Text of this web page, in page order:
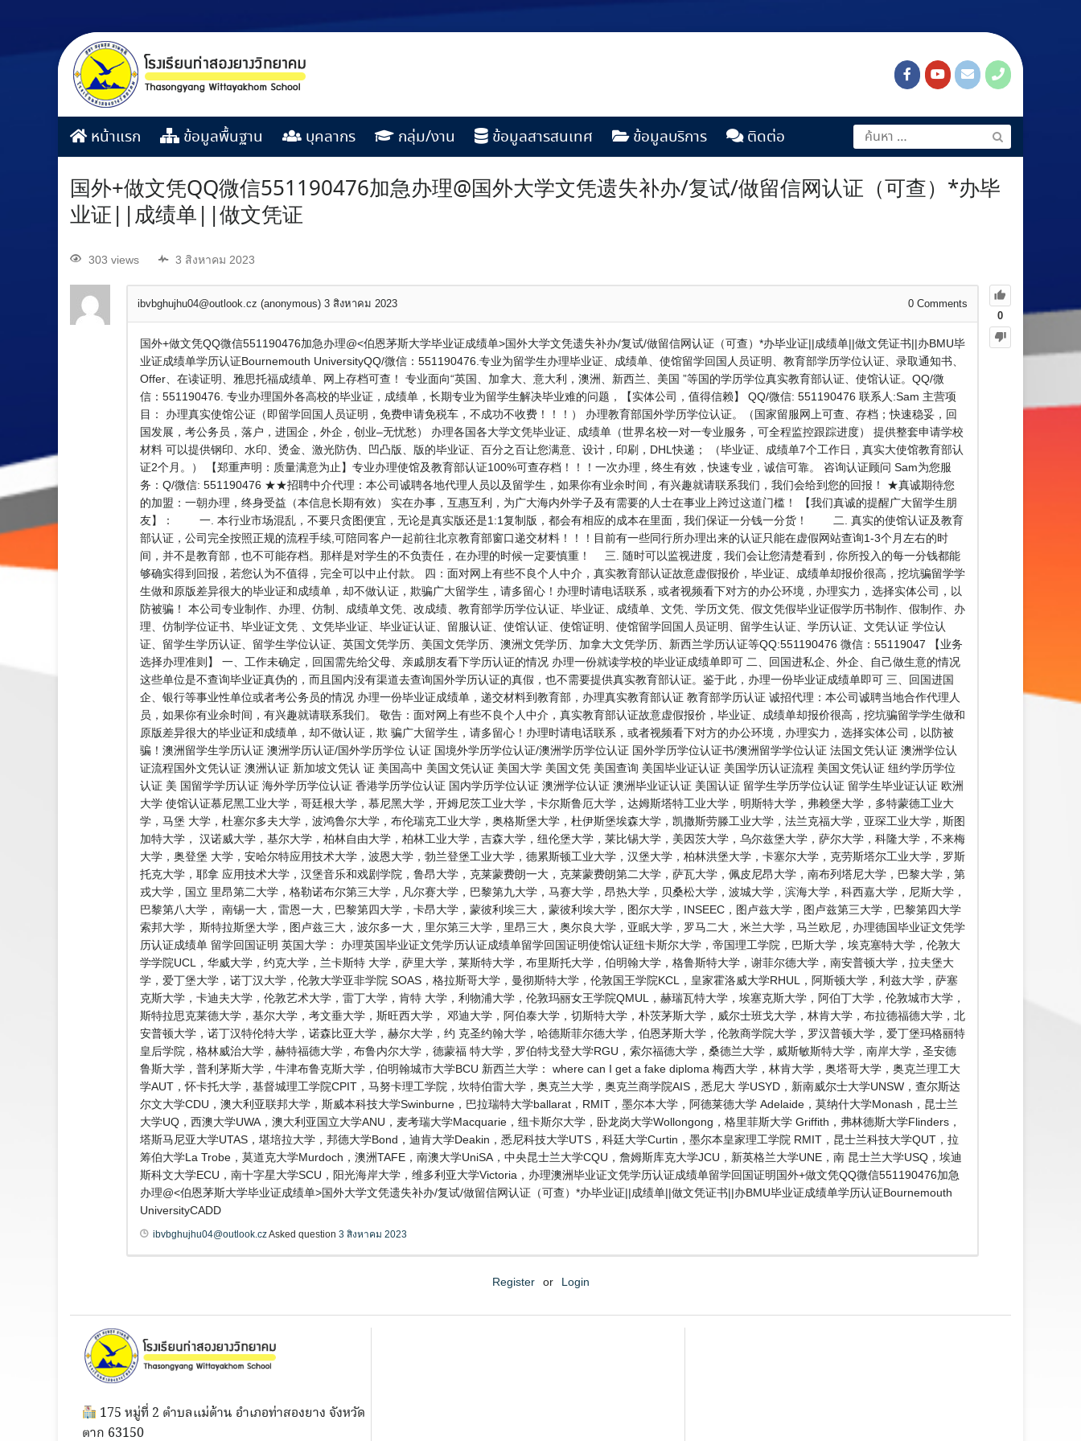
หน้าแรก ข้อมูลพื้นฐาน บุคลากร กลุ่ม/งาน ข้อมูลสารสนเทศ ข้อมูลบริการ ติดต่อ
国外+做文凭QQ微信551190476加急办理@国外大学文凭遗失补办/复试/做留信网认证（可查）*办毕
业证||成绩单||做文凭证
303 views 3 สิงหาคม 2023
0
ibvbghujhu04@outlook.cz (anonymous) 3 สิงหาคม 2023 0 Comments
国外+做文凭QQ微信551190476加急办理@<伯恩茅斯大学毕业证成绩单>国外大学文凭遗失补办/复试/做留信网认证（可查）*办毕业证||成绩单||做文凭证书||办BMU毕
业证成绩单学历认证Bournemouth UniversityQQ/微信：551190476.专业为留学生办理毕业证、成绩单、使馆留学回国人员证明、教育部学历学位认证、录取通知书、
Offer、在读证明、雅思托福成绩单、网上存档可查！ 专业面向“英国、加拿大、意大利，澳洲、新西兰、美国 ”等国的学历学位真实教育部认证、使馆认证。QQ/微
信：551190476. 专业办理国外各高校的毕业证，成绩单，长期专业为留学生解决毕业难的问题，【实体公司，值得信赖】 QQ/微信: 551190476 联系人:Sam 主营项
目： 办理真实使馆公证（即留学回国人员证明，免费申请免税车，不成功不收费！！！） 办理教育部国外学历学位认证。（国家留服网上可查、存档；快速稳妥，回
国发展，考公务员，落户，进国企，外企，创业–无忧愁） 办理各国各大学文凭毕业证、成绩单（世界名校一对一专业服务，可全程监控跟踪进度） 提供整套申请学校
材料 可以提供钢印、水印、烫金、激光防伪、凹凸版、版的毕业证、百分之百让您满意、设计，印刷，DHL快递； （毕业证、成绩单7个工作日，真实大使馆教育部认
证2个月。） 【郑重声明：质量满意为止】专业办理使馆及教育部认证100%可查存档！！！一次办理，终生有效，快速专业，诚信可靠。 咨询认证顾问 Sam为您服
务：Q/微信: 551190476 ★★招聘中介代理：本公司诚聘各地代理人员以及留学生，如果你有业余时间，有兴趣就请联系我们，我们会给到您的回报！ ★真诚期待您
的加盟：一朝办理，终身受益（本信息长期有效） 实在办事，互惠互利，为广大海内外学子及有需要的人士在事业上跨过这道门槛！ 【我们真诚的提醒广大留学生朋
友】： 一. 本行业市场混乱，不要只贪图便宜，无论是真实版还是1:1复制版，都会有相应的成本在里面，我们保证一分钱一分货！ 二. 真实的使馆认证及教育
部认证，公司完全按照正规的流程手续,可陪同客户一起前往北京教育部窗口递交材料！！！目前有一些同行所办理出来的认证只能在虚假网站查询1-3个月左右的时
间，并不是教育部，也不可能存档。那样是对学生的不负责任，在办理的时候一定要慎重！ 三. 随时可以监视进度，我们会让您清楚看到，你所投入的每一分钱都能
够确实得到回报，若您认为不值得，完全可以中止付款。 四：面对网上有些不良个人中介，真实教育部认证故意虚假报价，毕业证、成绩单却报价很高，挖坑骗留学学
生做和原版差异很大的毕业证和成绩单，却不做认证，欺骗广大留学生，请多留心！办理时请电话联系，或者视频看下对方的办公环境，办理实力，选择实体公司，以
防被骗！ 本公司专业制作、办理、仿制、成绩单文凭、改成绩、教育部学历学位认证、毕业证、成绩单、文凭、学历文凭、假文凭假毕业证假学历书制作、假制作、办
理、仿制学位证书、毕业证文凭 、文凭毕业证、毕业证认证、留服认证、使馆认证、使馆证明、使馆留学回国人员证明、留学生认证、学历认证、文凭认证 学位认
证、留学生学历认证、留学生学位认证、英国文凭学历、美国文凭学历、澳洲文凭学历、加拿大文凭学历、新西兰学历认证等QQ:551190476 微信：55119047 【业务
选择办理准则】 一、工作未确定，回国需先给父母、亲戚朋友看下学历认证的情况 办理一份就读学校的毕业证成绩单即可 二、回国进私企、外企、自己做生意的情况
这些单位是不查询毕业证真伪的，而且国内没有渠道去查询国外学历认证的真假，也不需要提供真实教育部认证。鉴于此，办理一份毕业证成绩单即可 三、回国进国
企、银行等事业性单位或者考公务员的情况 办理一份毕业证成绩单，递交材料到教育部，办理真实教育部认证 教育部学历认证 诚招代理：本公司诚聘当地合作代理人
员，如果你有业余时间，有兴趣就请联系我们。 敬告：面对网上有些不良个人中介，真实教育部认证故意虚假报价，毕业证、成绩单却报价很高，挖坑骗留学学生做和
原版差异很大的毕业证和成绩单，却不做认证，欺 骗广大留学生，请多留心！办理时请电话联系，或者视频看下对方的办公环境，办理实力，选择实体公司，以防被
骗！澳洲留学生学历认证 澳洲学历认证/国外学历学位 认证 国境外学历学位认证/澳洲学历学位认证 国外学历学位认证书/澳洲留学学位认证 法国文凭认证 澳洲学位认
证流程国外文凭认证 澳洲认证 新加坡文凭认 证 美国高中 美国文凭认证 美国大学 美国文凭 美国查询 美国毕业证认证 美国学历认证流程 美国文凭认证 纽约学历学位
认证 美 国留学学历认证 海外学历学位认证 香港学历学位认证 国内学历学位认证 澳洲学位认证 澳洲毕业证认证 美国认证 留学生学历学位认证 留学生毕业证认证 欧洲
大学 使馆认证慕尼黑工业大学，哥廷根大学，慕尼黑大学，开姆尼茨工业大学，卡尔斯鲁厄大学，达姆斯塔特工业大学，明斯特大学，弗赖堡大学，多特蒙德工业大
学，马堡 大学，杜塞尔多夫大学，波鸿鲁尔大学，布伦瑞克工业大学，奥格斯堡大学，杜伊斯堡埃森大学，凯撒斯劳滕工业大学，法兰克福大学，亚琛工业大学，斯图
加特大学， 汉诺威大学，基尔大学，柏林自由大学，柏林工业大学，吉森大学，纽伦堡大学，莱比锡大学，美因茨大学，乌尔兹堡大学，萨尔大学，科隆大学，不来梅
大学，奥登堡 大学，安哈尔特应用技术大学，波恩大学，勃兰登堡工业大学，德累斯顿工业大学，汉堡大学，柏林洪堡大学，卡塞尔大学，克劳斯塔尔工业大学，罗斯
托克大学，耶拿 应用技术大学，汉堡音乐和戏剧学院，鲁昂大学，克莱蒙费朗一大，克莱蒙费朗第二大学，萨瓦大学，佩皮尼昂大学，南布列塔尼大学，巴黎大学，第
戎大学，国立 里昂第二大学，格勒诺布尔第三大学，凡尔赛大学，巴黎第九大学，马赛大学，昂热大学，贝桑松大学，波城大学，滨海大学，科西嘉大学，尼斯大学，
巴黎第八大学， 南锡一大，雷恩一大，巴黎第四大学，卡昂大学，蒙彼利埃三大，蒙彼利埃大学，图尔大学，INSEEC，图卢兹大学，图卢兹第三大学，巴黎第四大学
索邦大学， 斯特拉斯堡大学，图卢兹三大，波尔多一大，里尔第三大学，里昂三大，奥尔良大学，亚眠大学，罗马二大，米兰大学，马兰欧尼，办理德国毕业证文凭学
历认证成绩单 留学回国证明 英国大学： 办理英国毕业证文凭学历认证成绩单留学回国证明使馆认证纽卡斯尔大学，帝国理工学院，巴斯大学，埃克塞特大学，伦敦大
学学院UCL，华威大学，约克大学，兰卡斯特 大学，萨里大学，莱斯特大学，布里斯托大学，伯明翰大学，格鲁斯特大学，谢菲尔德大学，南安普顿大学，拉夫堡大
学，爱丁堡大学，诺丁汉大学，伦敦大学亚非学院 SOAS，格拉斯哥大学，曼彻斯特大学，伦敦国王学院KCL，皇家霍洛威大学RHUL，阿斯顿大学，利兹大学，萨塞
克斯大学，卡迪夫大学，伦敦艺术大学，雷丁大学，肯特 大学，利物浦大学，伦敦玛丽女王学院QMUL，赫瑞瓦特大学，埃塞克斯大学，阿伯丁大学，伦敦城市大学，
斯特拉思克莱德大学，基尔大学，考文垂大学，斯旺西大学， 邓迪大学，阿伯泰大学，切斯特大学，朴茨茅斯大学，威尔士班戈大学，林肯大学，布拉德福德大学，北
安普顿大学，诺丁汉特伦特大学，诺森比亚大学，赫尔大学，约 克圣约翰大学，哈德斯菲尔德大学，伯恩茅斯大学，伦敦商学院大学，罗汉普顿大学，爱丁堡玛格丽特
皇后学院，格林威治大学，赫特福德大学，布鲁内尔大学，德蒙福 特大学，罗伯特戈登大学RGU，索尔福德大学，桑德兰大学，威斯敏斯特大学，南岸大学，圣安德
鲁斯大学，普利茅斯大学，牛津布鲁克斯大学，伯明翰城市大学BCU 新西兰大学： where can I get a fake diploma 梅西大学，林肯大学，奥塔哥大学，奥克兰理工大
学AUT，怀卡托大学，基督城理工学院CPIT，马努卡理工学院，坎特伯雷大学，奥克兰大学，奥克兰商学院AIS，悉尼大 学USYD，新南威尔士大学UNSW，查尔斯达
尔文大学CDU，澳大利亚联邦大学，斯威本科技大学Swinburne，巴拉瑞特大学ballarat，RMIT，墨尔本大学，阿德莱德大学 Adelaide，莫纳什大学Monash，昆士兰
大学UQ，西澳大学UWA，澳大利亚国立大学ANU，麦考瑞大学Macquarie，纽卡斯尔大学，卧龙岗大学Wollongong，格里菲斯大学 Griffith，弗林德斯大学Flinders，
塔斯马尼亚大学UTAS，堪培拉大学，邦德大学Bond，迪肯大学Deakin，悉尼科技大学UTS，科廷大学Curtin，墨尔本皇家理工学院 RMIT，昆士兰科技大学QUT，拉
筹伯大学La Trobe，莫道克大学Murdoch，澳洲TAFE，南澳大学UniSA，中央昆士兰大学CQU，詹姆斯库克大学JCU，新英格兰大学UNE，南 昆士兰大学USQ，埃迪
斯科文大学ECU，南十字星大学SCU，阳光海岸大学，维多利亚大学Victoria，办理澳洲毕业证文凭学历认证成绩单留学回国证明国外+做文凭QQ微信551190476加急
办理@<伯恩茅斯大学毕业证成绩单>国外大学文凭遗失补办/复试/做留信网认证（可查）*办毕业证||成绩单||做文凭证书||办BMU毕业证成绩单学历认证Bournemouth
UniversityCADD
ibvbghujhu04@outlook.czAsked question 3 สิงหาคม 2023
Register or Login
175 หมู่ที่ 2 ตำบลแม่ต้าน อำเภอท่าสองยาง จังหวัด
ตาก 63150